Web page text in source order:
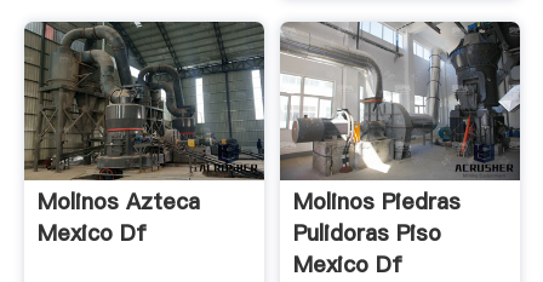
Molinos Azteca
Mexico Df
Molinos Piedras
Pulidoras Piso
Mexico Df